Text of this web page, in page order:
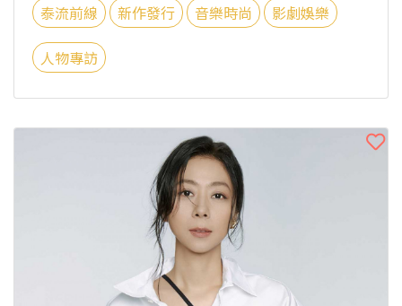
泰流前線 新作發行 音樂時尚 影劇娛樂
人物專訪